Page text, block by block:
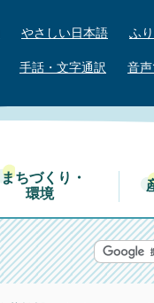
やさしい日本語 ふ
手話・文字通訳 音
まちづくり・
環境